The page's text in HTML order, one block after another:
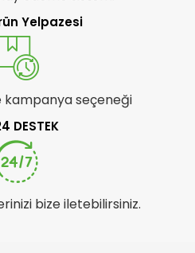
Yelpazesi
kampanya seçeneği
DESTEK
bize iletebilirsiniz.